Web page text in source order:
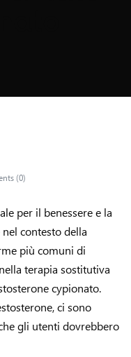
(0)
per il benessere e la
contesto della
più comuni di
terapia sostitutiva
cypionato.
ci sono
gli utenti dovrebbero